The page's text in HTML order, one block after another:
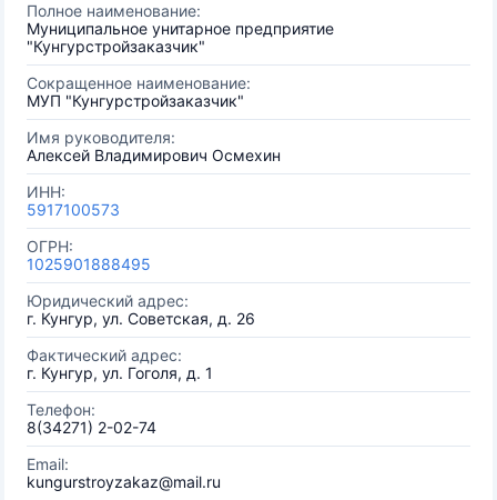
Полное наименование:
Муниципальное унитарное предприятие
"Кунгурстройзаказчик"
Сокращенное наименование:
МУП "Кунгурстройзаказчик"
Имя руководителя:
Алексей Владимирович Осмехин
ИНН:
5917100573
ОГРН:
1025901888495
Юридический адрес:
г. Кунгур, ул. Советская, д. 26
Фактический адрес:
г. Кунгур, ул. Гоголя, д. 1
Телефон:
8(34271) 2-02-74
Email:
kungurstroyzakaz@mail.ru